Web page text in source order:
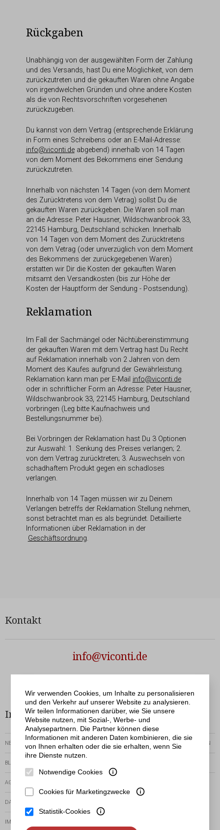
Rückgaben
Unabhängig von der ausgewählten Form der Zahlung
und des Versands, hast Du eine Möglichkeit, von dem
zurückzutreten und die gekauften Waren ohne Angabe
von irgendwelchen Gründen und ohne andere Kosten
als die von Rechtsvorschriften vorgesehenen
zurückzugeben.
Du kannst von dem Vertrag (entsprechende Erklärung
in Form eines Schreibens oder an E-Mail-Adresse:
info@viconti.deabgebend) innerhalb von 14 Tagen
von dem Moment des Bekommens einer Sendung
zurückzutreten.
Innerhalb von nächsten 14 Tagen (von dem Moment
des Zurücktretens von dem Vetrag) sollst Du die
gekauften Waren zurückgeben. Die Waren soll man
an die Adresse: Peter Hausner, Wildschwanbrook 33,
22145 Hamburg, Deutschland schicken. Innerhalb
von 14 Tagen von dem Moment des Zurücktretens
von dem Vetrag (oder unverzüglich von dem Moment
des Bekommens der zurückgegebenen Waren)
erstatten wir Dir die Kosten der gekauften Waren
mitsamt den Versandkosten (bis zur Höhe der
Kosten der Hauptform der Sendung - Postsendung).
Reklamation
Im Fall der Sachmängel oder Nichtübereinstimmung
der gekauften Waren mit dem Vertrag hast Du Recht
auf Reklamation innerhalb von 2 Jahren von dem
Moment des Kaufes aufgrund der Gewährleistung.
Reklamation kann man per E-Mail info@viconti.de
oder in schriftlicher Form an Adresse: Peter Hausner,
Wildschwanbrook 33, 22145 Hamburg, Deutschland
vorbringen (Leg bitte Kaufnachweis und
Bestellungsnummer bei).
Bei Vorbringen der Reklamation hast Du 3 Optionen
zur Auswahl: 1. Senkung des Preises verlangen; 2.
von dem Vertrag zurücktreten; 3. Auswechseln von
schadhaftem Produkt gegen ein schadloses
verlangen.
Innerhalb von 14 Tagen müssen wir zu Deinem
Verlangen betreffs der Reklamation Stellung nehmen,
sonst betrachtet man es als begründet. Detaillierte
Informationen über Reklamation in der
Geschäftsordnung.
Kontakt
info@viconti.de
Informationen
NEWSLETTER
BLOG
AGB
DATENSCHUTZERKLÄRUNG
IMPRESSUM
Bestellservice
RÜCKGABEN-UND-REKLAMATIONEN
ZAHLUNGSMETHODEN
Wir verwenden Cookies, um Inhalte zu personalisieren
und den Verkehr auf unserer Website zu analysieren.
Wir teilen Informationen darüber, wie Sie unsere
Website nutzen, mit Sozial-, Werbe- und
Analysepartnern. Die Partner können diese
Informationen mit anderen Daten kombinieren, die sie
von Ihnen erhalten oder die sie erhalten, wenn Sie
ihre Dienste nutzen.
Notwendige Cookies
Cookies für Marketingzwecke
Statistik-Cookies